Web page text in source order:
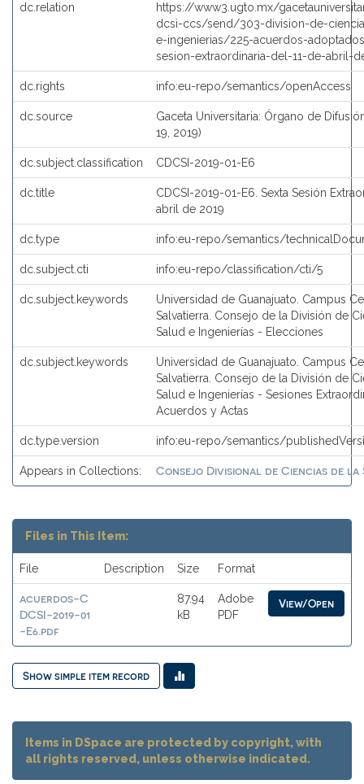
dc.relation
https://www3.ugto.mx/
dcsi-ccs/send/303-division-de-
e-ingenierias/225-acuerdos-
sesion-extraordinaria-del-11-de-abril-
dc.rights info:eu-repo/semantics/openAccess
dc.source
Gaceta Universitaria: Órgano de
19, 2019)
dc.subject.classification CDCSI-2019-01-E6
dc.title
CDCSI-2019-01-E6. Sexta Sesión
abril de 2019
dc.type info:eu-repo/semantics/
dc.subject.cti info:eu-repo/classification/cti/5
dc.subject.keywords
Universidad de Guanajuato. Campus
Salvatierra. Consejo de la División de
Salud e Ingenierías - Elecciones
dc.subject.keywords
Universidad de Guanajuato. Campus
Salvatierra. Consejo de la División de
Salud e Ingenierías - Sesiones
Acuerdos y Actas
dc.type.version info:eu-repo/semantics/
Appears in Collections: Consejo Divisional de Ciencias de la
Files in This Item:
File Description Size Format
acuerdos-C
DCSI-2019-01
-E6.pdf
87.94
kB
Adobe
PDF
View/Open
Show simple item record
Items in DSpace are protected by copyright, with
all rights reserved, unless otherwise indicated.